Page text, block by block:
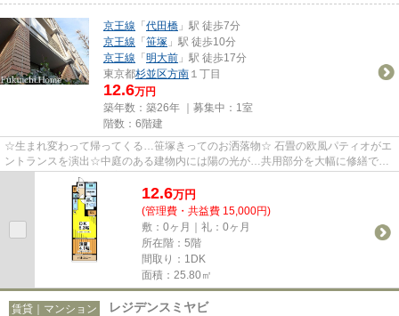
京王線 「代田橋 」駅 徒歩7分
京王線 「笹塚 」駅 徒歩10分
京王線 「明大前 」駅 徒歩17分
東京都杉並区方南 １丁目
12.6万円
築年数：築26年 ｜募集中： 1室
階数：6階建
☆生まれ変わって帰ってくる…笹塚きってのお洒落物☆ 石畳の欧風パティオがエ
ントランスを演出☆中庭のある建物内には陽の光が…共用部分を大幅に修繕で更
に綺麗に☆浴室乾燥・宅配BOXほか...
12.6万円
(管理費・共益費 15,000円)
敷：0ヶ月｜礼：0ヶ月
所在階：5階
間取り：1DK
面積：25.80㎡
賃貸｜マンション レジデンスミヤビ